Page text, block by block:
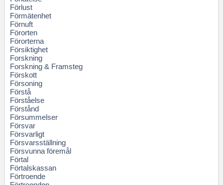
Förlust
Förmätenhet
Förnuft
Förorten
Förorterna
Försiktighet
Forskning
Forskning & Framsteg
Förskott
Försoning
Förstå
Förståelse
Förstånd
Försummelser
Försvar
Försvarligt
Försvarsställning
Försvunna föremål
Förtal
Förtalskassan
Förtroende